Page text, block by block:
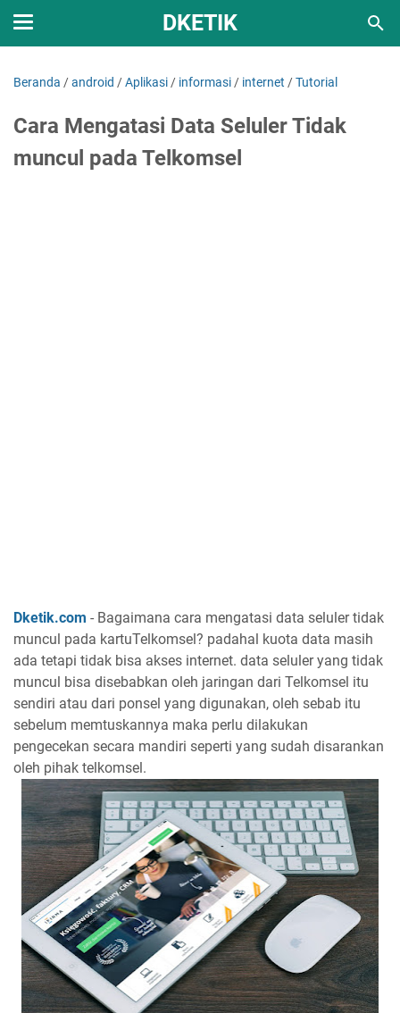
DKETIK
Beranda /android /Aplikasi / informasi / internet /Tutorial
Cara Mengatasi Data Seluler Tidak
muncul pada Telkomsel
Dketik.com - Bagaimana cara mengatasi data seluler tidak
muncul pada kartuTelkomsel? padahal kuota data masih
ada tetapi tidak bisa akses internet. data seluler yang tidak
muncul bisa disebabkan oleh jaringan dari Telkomsel itu
sendiri atau dari ponsel yang digunakan, oleh sebab itu
sebelum memtuskannya maka perlu dilakukan
pengecekan secara mandiri seperti yang sudah disarankan
oleh pihak telkomsel.